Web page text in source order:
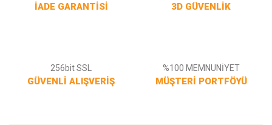
İADE GARANTİSİ 3D GÜVENLİK
256bit SSL
GÜVENLİ ALIŞVERİŞ
%100 MEMNUNİYET
MÜŞTERİ PORTFÖYÜ